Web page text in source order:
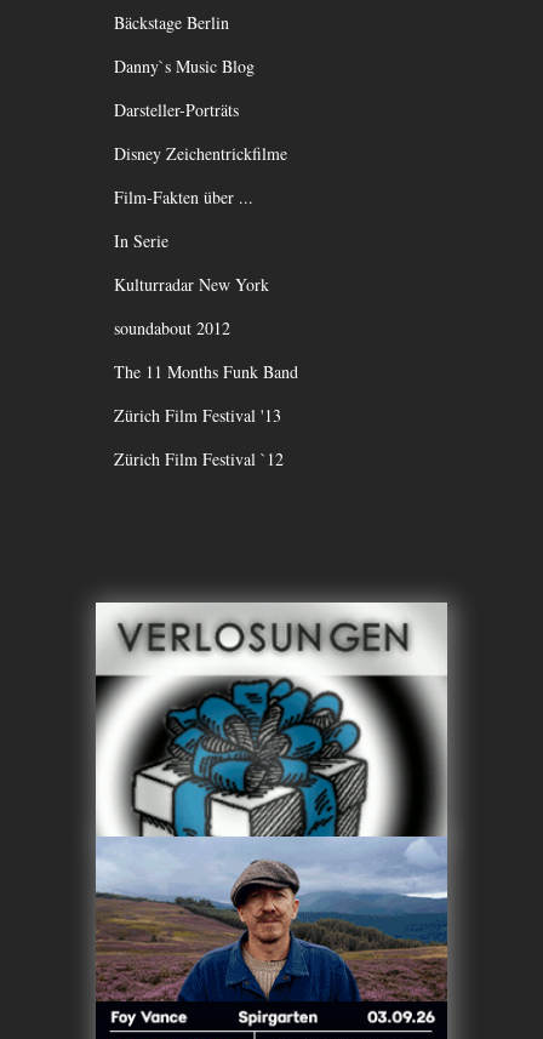
Bäckstage Berlin
Danny`s Music Blog
Darsteller-Porträts
Disney Zeichentrickfilme
Film-Fakten über ...
In Serie
Kulturradar New York
soundabout 2012
The 11 Months Funk Band
Zürich Film Festival '13
Zürich Film Festival `12